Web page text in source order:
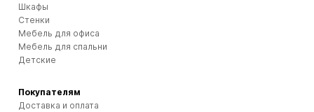
Шкафы
Стенки
Мебель для офиса
Мебель для спальни
Детские
Покупателям
Доставка и оплата